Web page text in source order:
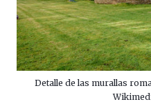
Detalle de las murallas